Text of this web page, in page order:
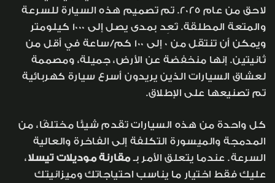
لاحق من عام 2025. تم تصميم هذه السيارة للسرعة
والمتعة المطلقة. تَعِد بمدى يصل إلى 1000 كيلومتر
ويمكن أن تنتقل من 0 إلى 100 كم/ساعة في أقل من
ثانيتين. إنها منخفضة عن الأرض، جميلة، ومصممة
لعشاق السيارات الذين يريدون أسرع سيارة كهربائية
تم تصنيعها على الإطلاق.
كل واحدة من هذه السيارات تقدم شيئًا مختلفًا، من
المدمجة والميسورة التكلفة إلى الفاخرة والعالية
السرعة. عندما يتعلق الأمر بـمقارنة موديلات تيسلا،
عليك فقط اختيار ما يناسب احتياجاتك وميزانيتك